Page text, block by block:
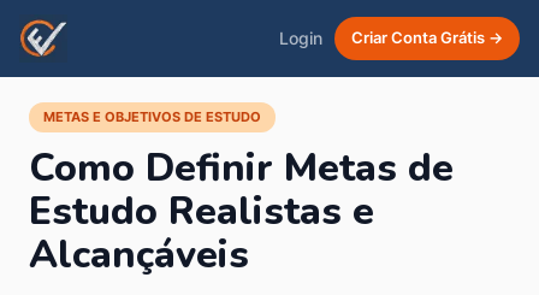
Login Criar Conta Grátis →
METAS E OBJETIVOS DE ESTUDO
Como Definir Metas de
Estudo Realistas e
Alcançáveis